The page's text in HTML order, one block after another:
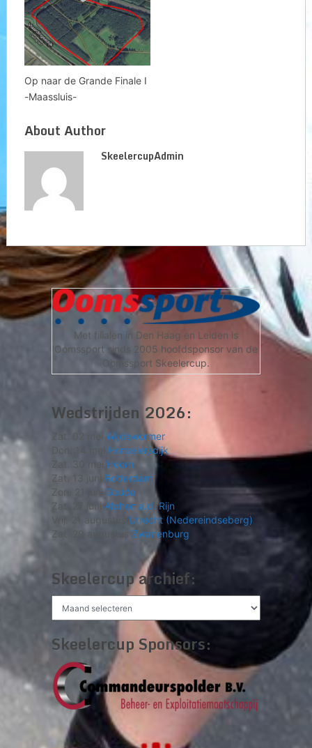
Op naar de Grande Finale I
-Maassluis-
About Author
SkeelercupAdmin
Met filialen in Den Haag en Leiden is
Oomssport sinds 2005 hoofdsponsor van de
Oomssport Skeelercup.
Wedstrijden 2026:
Zat. 02 mei Wijdewormer
Don. 14 mei Honselersdijk
Zat. 30 mei Hoorn
Zat. 13 juni Rotterdam
Zon. 21 juniGouda
Zat. 27 juniAlphen a.d. Rijn
Vrij. 21 augustus Utrecht (Nedereindseberg)
Zat. 29 augustus Zwanenburg
Skeelercup archief:
archief:
Skeelercup Sponsors: